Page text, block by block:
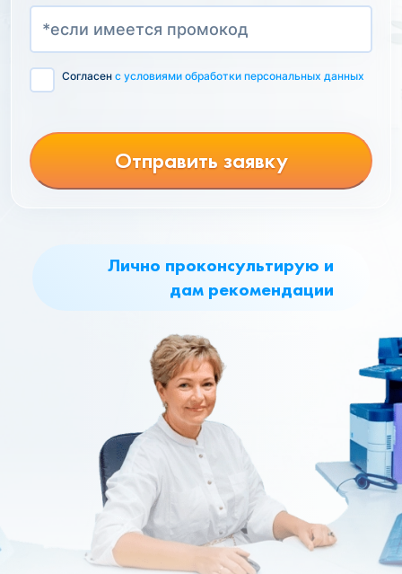
Лично проконсультирую и
дам рекомендации
Согласен с условиями обработки персональных данных
Отправить заявку